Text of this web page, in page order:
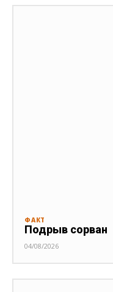
ФАКТ
Подрыв сорван
04/08/2026